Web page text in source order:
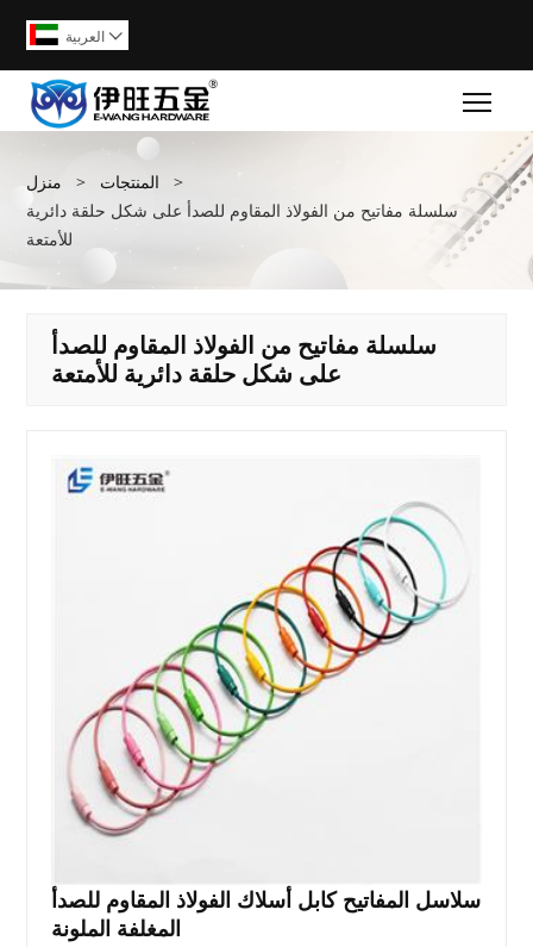
العربية 
منزل > المنتجات
>
سلسلة مفاتيح من الفولاذ المقاوم للصدأ على شكل حلقة دائرية
للأمتعة
سلسلة مفاتيح من الفولاذ المقاوم للصدأ
على شكل حلقة دائرية للأمتعة
سلاسل المفاتيح كابل أسلاك الفولاذ المقاوم للصدأ
المغلفة الملونة